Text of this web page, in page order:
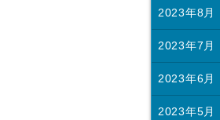
2023年8月
2023年7月
2023年6月
2023年5月